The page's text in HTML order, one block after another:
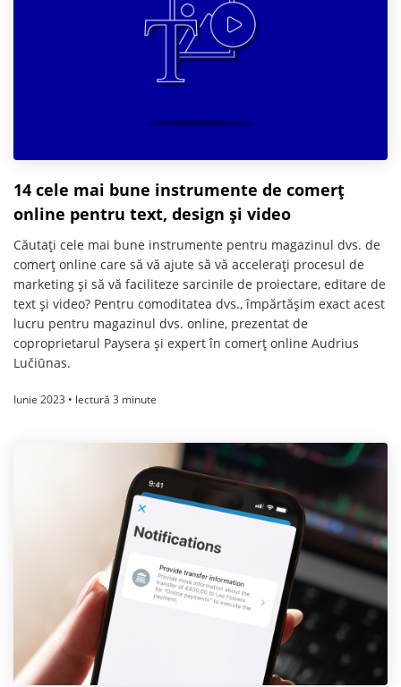
14 cele mai bune instrumente de comerț
online pentru text, design și video
Căutați cele mai bune instrumente pentru magazinul dvs. de
comerț online care să vă ajute să vă accelerați procesul de
marketing și să vă faciliteze sarcinile de proiectare, editare de
text și video? Pentru comoditatea dvs., împărtășim exact acest
lucru pentru magazinul dvs. online, prezentat de
coproprietarul Paysera și expert în comerț online Audrius
Lučiūnas.
Iunie 2023 • lectură 3 minute